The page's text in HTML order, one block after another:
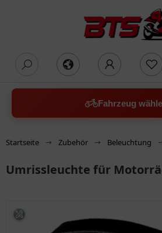
Fahrzeug
Startseite Zubehör Beleuchtung
Umrissleuchte für